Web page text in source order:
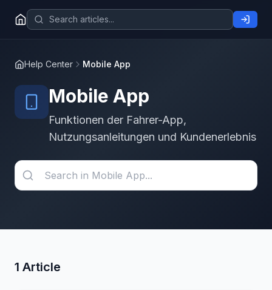
Help Center Mobile App
Mobile App
Funktionen der Fahrer-App,
Nutzungsanleitungen und Kundenerlebnis
1 Article